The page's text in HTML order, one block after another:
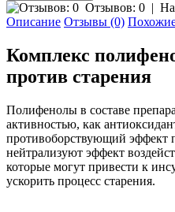
Отзывов: 0 |
Описание Отзывы (0)
Комплекс
против старения
Полифенолы в составе
активностью, как
противоборствующий эффект
нейтрализуют эффект
которые могут привести к
ускорить процесс старения.